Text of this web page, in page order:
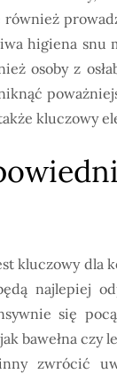
również
higiena
osoby z
kluczowy
kluczowy dla
najlepiej
się
bawełna czy
zwrócić